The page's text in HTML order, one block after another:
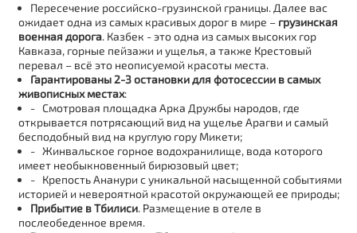
Пересечение российско-грузинской границы. Далее вас
ожидает одна из самых красивых дорог в мире – грузинская
военная дорога. Казбек - это одна из самых высоких гор
Кавказа, горные пейзажи и ущелья, а также Крестовый
перевал – всё это неописуемой красоты места.
Гарантированы 2-3 остановки для фотосессии в самых
живописных местах:
- Смотровая площадка Арка Дружбы народов, где
открывается потрясающий вид на ущелье Арагви и самый
бесподобный вид на круглую гору Микети;
- Жинвальское горное водохранилище, вода которого
имеет необыкновенный бирюзовый цвет;
- Крепость Ананури с уникальной насыщенной событиями
историей и невероятной красотой окружающей ее природы;
Прибытие в Тбилиси. Размещение в отеле в
послеобеденное время.